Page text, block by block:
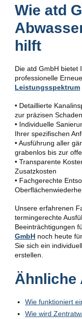
Wie atd
hilft
Die atd GmbH bietet
professionelle
Leistungsspektrum
• Detaillierte
zur präzisen
• Individuelle
Ihrer spezifischen
• Ausführung aller
grabenlos bis zur
• Transparente
Zusatzkosten
• Fachgerechte
Unsere erfahrenen
termingerechte
Beeinträchtigungen
GmbH noch heute
Sie sich ein
erstellen.
Ähnliche
Wie funktioniert
Wie wird